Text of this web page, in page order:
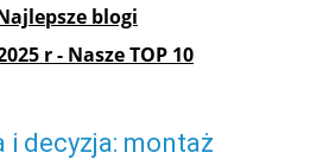
blogi
r - Nasze TOP 10
i decyzja: montaż